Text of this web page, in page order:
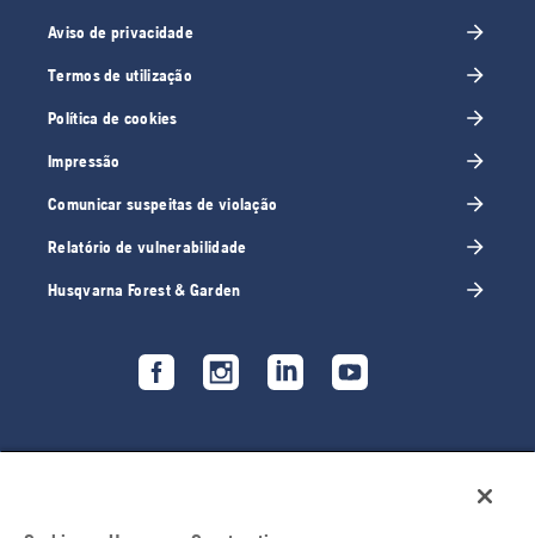
Aviso de privacidade
Termos de utilização
Política de cookies
Impressão
Comunicar suspeitas de violação
Relatório de vulnerabilidade
Husqvarna Forest & Garden